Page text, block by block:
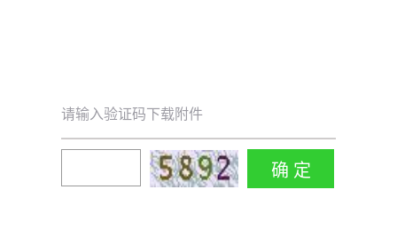
请输入验证码下载附件